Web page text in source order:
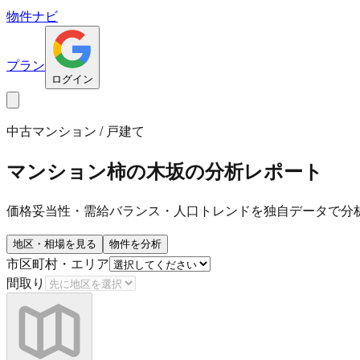
物件ナビ
プラン
ログイン
中古マンション / 戸建て
マンション柿の木坂の分析レポート
価格妥当性・需給バランス・人口トレンドを独自データで分
地区・相場を見る 物件を分析
市区町村・エリア
間取り